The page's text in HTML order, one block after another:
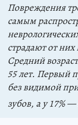
Повреждения
самым
страдают от
Средний
55 лет. Первый
без видимой
зубов, а у 17%